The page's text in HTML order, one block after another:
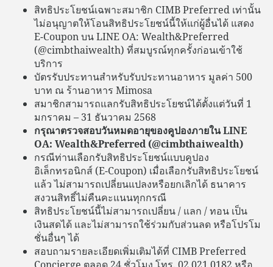
สิทธิประโยชน์เฉพาะสมาชิก CIMB Preferred เท่านั้น
ไม่อนุญาตให้โอนสิทธิประโยชน์นี้ให้แก่ผู้อื่นได้ แสดง
E-Coupon บน LINE OA: Wealth&Preferred
(@cimbthaiwealth) ที่สมบูรณ์ทุกครั้งก่อนเข้าใช้
บริการ
บัตรรับประทานสำหรับรับประทานอาหาร มูลค่า 500
บาท ณ ร้านอาหาร Mimosa
สมาชิกสามารถแลกรับสิทธิประโยชน์ได้ตั้งแต่วันที่ 1
มกราคม – 31 ธันวาคม 2568
กรุณาตรวจสอบวันหมดอายุของคูปองภายใน LINE
OA: Wealth&Preferred (@cimbthaiwealth)
กรณีท่านเลือกรับสิทธิประโยชน์แบบคูปอง
อิเล็กทรอนิกส์ (E-Coupon) เมื่อเลือกรับสิทธิประโยชน์
แล้ว ไม่สามารถเปลี่ยนแปลงหรือยกเลิกได้ ธนาคาร
สงวนสิทธิ์ไม่คืนคะแนนทุกกรณี
สิทธิประโยชน์นี้ไม่สามารถเปลี่ยน / แลก / ทอน เป็น
เงินสดได้ และไม่สามารถใช้ร่วมกับส่วนลด หรือโปรโม
ชั่นอื่นๆ ได้
สอบถามรายละเอียดเพิ่มเติมได้ที่ CIMB Preferred